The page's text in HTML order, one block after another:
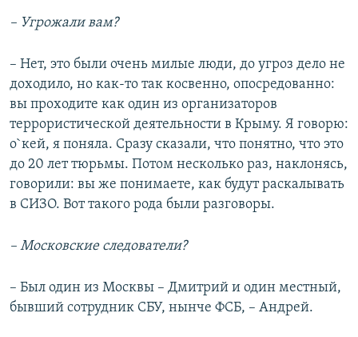
– Угрожали вам?
– Нет, это были очень милые люди, до угроз дело не
доходило, но как-то так косвенно, опосредованно:
вы проходите как один из организаторов
террористической деятельности в Крыму. Я говорю:
о`кей, я поняла. Сразу сказали, что понятно, что это
до 20 лет тюрьмы. Потом несколько раз, наклонясь,
говорили: вы же понимаете, как будут раскалывать
в СИЗО. Вот такого рода были разговоры.
– Московские следователи?
– Был один из Москвы – Дмитрий и один местный,
бывший сотрудник СБУ, нынче ФСБ, – Андрей.